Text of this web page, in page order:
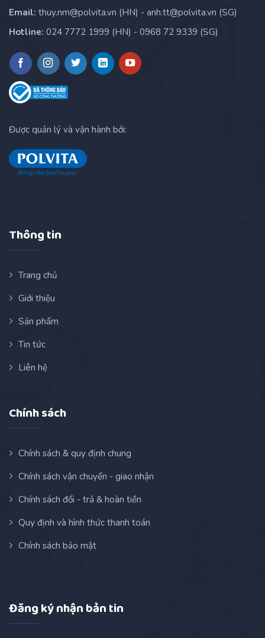
Email: thuy.nm@polvita.vn (HN) - anh.tt@polvita.vn (SG)
Hotline: 024 7772 1999 (HN) - 0968 72 9339 (SG)
Được quản lý và vận hành bởi:
Thông tin
Trang chủ
Giới thiệu
Sản phẩm
Tin tức
Liên hệ
Chính sách
Chính sách & quy định chung
Chính sách vận chuyển - giao nhận
Chính sách đổi - trả & hoàn tiền
Quy định và hình thức thanh toán
Chính sách bảo mật
Đăng ký nhận bản tin